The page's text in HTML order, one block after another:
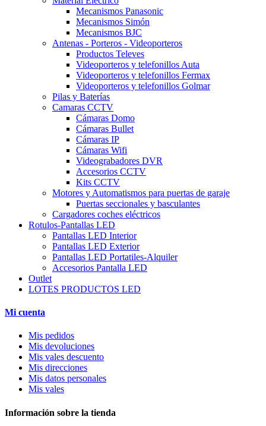
Mecanismos Panasonic
Mecanismos Simón
Mecanismos BJC
Antenas - Porteros - Videoporteros
Productos Televes
Videoporteros y telefonillos Auta
Videoporteros y telefonillos Fermax
Videoporteros y telefonillos Golmar
Pilas y Baterías
Camaras CCTV
Cámaras Domo
Cámaras Bullet
Cámaras IP
Cámaras Wifi
Videograbadores DVR
Accesorios CCTV
Kits CCTV
Motores y Automatismos para puertas de garaje
Puertas seccionales y basculantes
Cargadores coches eléctricos
Rotulos-Pantallas LED
Pantallas LED Interior
Pantallas LED Exterior
Pantallas LED Portatiles-Alquiler
Accesorios Pantalla LED
Outlet
LOTES PRODUCTOS LED
Mi cuenta
Mis pedidos
Mis devoluciones
Mis vales descuento
Mis direcciones
Mis datos personales
Mis vales
Información sobre la tienda